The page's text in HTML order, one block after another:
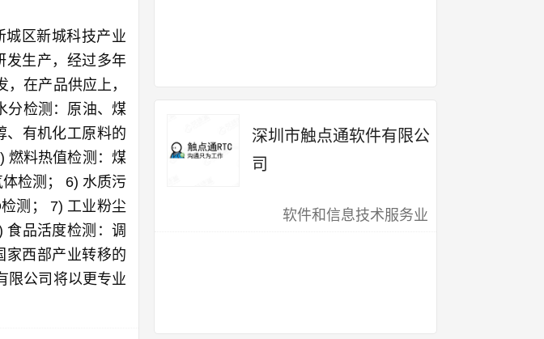
城区新城科技产业
发生产，经过多年
在产品供应上，
分检测：原油、煤
、有机化工原料的
燃料热值检测：煤
检测； 6) 水质污
测； 7) 工业粉尘
品活度检测：调
家西部产业转移的
限公司将以更专业
深圳市触点通软件有限公
司
软件和信息技术服务业